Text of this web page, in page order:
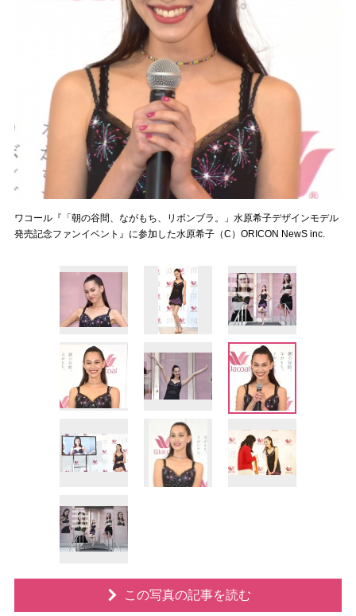
ワコール『「朝の谷間、ながもち、リボンブラ。」水原希子デザインモデル
発売記念ファンイベント』に参加した水原希子（C）ORICON NewS inc.
この写真の記事を読む